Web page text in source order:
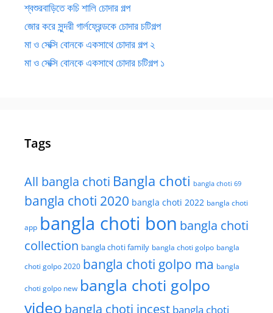
শ্বশুরবাড়িতে কচি শালি চোদার গল্প
জোর করে সুন্দরী গার্লফ্রেন্ডকে চোদার চটিগল্প
মা ও সেক্সি বোনকে একসাথে চোদার গল্প ২
মা ও সেক্সি বোনকে একসাথে চোদার চটিগল্প ১
Tags
All bangla choti Bangla choti bangla choti 69
bangla choti 2020 bangla choti 2022 bangla choti
app bangla choti bon bangla choti
collection bangla choti family bangla choti golpo bangla
choti golpo 2020 bangla choti golpo ma bangla
choti golpo new bangla choti golpo
video bangla choti incest bangla choti